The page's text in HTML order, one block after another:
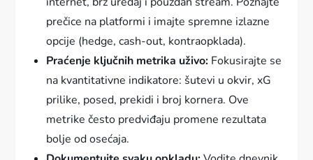
prečice na platformi i imajte spremne izlazne
opcije (hedge, cash-out, kontraopklada).
Praćenje ključnih metrika uživo: Fokusirajte se
na kvantitativne indikatore: šutevi u okvir, xG
prilike, posed, prekidi i broj kornera. Ove
metrike često predviđaju promene rezultata
bolje od osećaja.